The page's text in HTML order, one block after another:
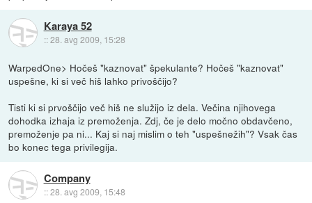
Karaya 52
::28. avg 2009, 15:28
WarpedOne> Hočeš "kaznovat" špekulante? Hočeš "kaznovat"
uspešne, ki si več hiš lahko privoščijo?
Tisti ki si prvoščijo več hiš ne služijo iz dela. Večina njihovega
dohodka izhaja iz premoženja. Zdj, če je delo močno obdavčeno,
premoženje pa ni... Kaj si naj mislim o teh "uspešnežih"? Vsak čas
bo konec tega privilegija.
Company
::28. avg 2009, 15:48